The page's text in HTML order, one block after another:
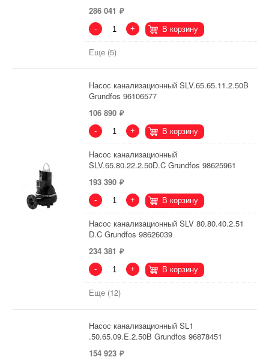
286 041
- + В корзину
Еще (5)
Насос канализационный SLV.65.65.11.2.50B
Grundfos 96106577
106 890
- + В корзину
Насос канализационный
SLV.65.80.22.2.50D.C Grundfos 98625961
193 390
- + В корзину
Насос канализационный SLV 80.80.40.2.51
D.C Grundfos 98626039
234 381
- + В корзину
Еще (12)
Насос канализационный SL1
.50.65.09.E.2.50B Grundfos 96878451
154 923